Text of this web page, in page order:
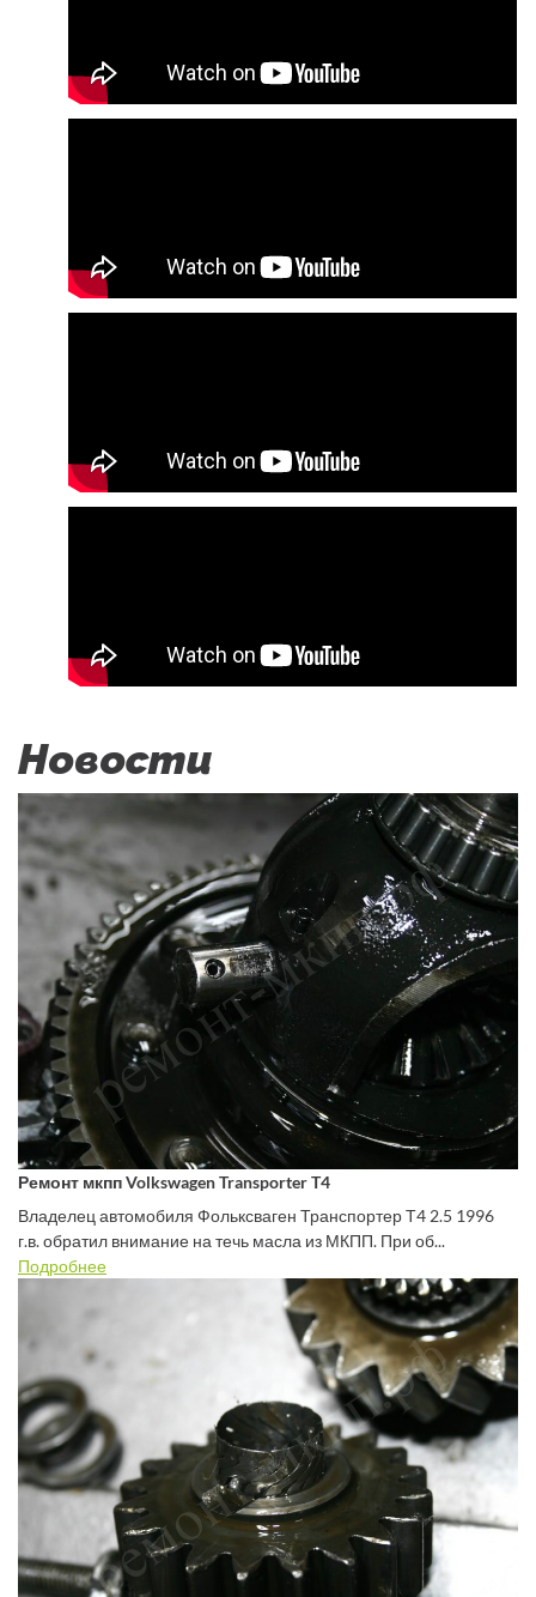
Новости
Ремонт мкпп Volkswagen Transporter T4
Владелец автомобиля Фольксваген Транспортер Т4 2.5 1996
г.в. обратил внимание на течь масла из МКПП. При об...
Подробнее